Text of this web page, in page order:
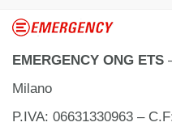
EMERGENCY ONG ETS
Milano
P.IVA: 06631330963 –